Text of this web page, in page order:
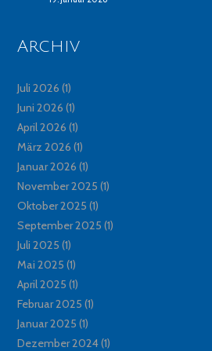
Archiv
Juli 2026 (1)
Juni 2026 (1)
April 2026 (1)
März 2026 (1)
Januar 2026 (1)
November 2025 (1)
Oktober 2025 (1)
September 2025 (1)
Juli 2025 (1)
Mai 2025 (1)
April 2025 (1)
Februar 2025 (1)
Januar 2025 (1)
Dezember 2024(1)